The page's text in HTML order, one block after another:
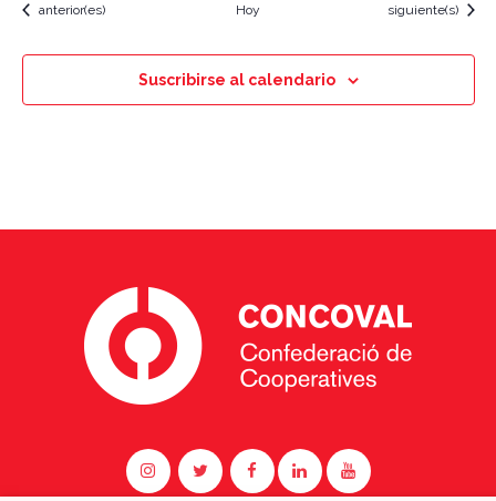
Eventos
anterior(es) Hoy Eventos
siguiente(s)
Suscribirse al calendario